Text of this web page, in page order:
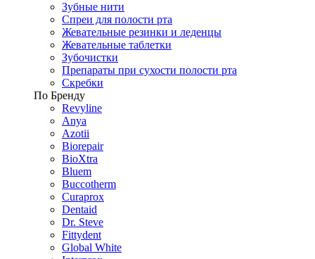
Зубные нити
Спреи для полости рта
Жевательные резинки и леденцы
Жевательные таблетки
Зубочистки
Препараты при сухости полости рта
Скребки
По Бренду
Revyline
Anya
Azotii
Biorepair
BioXtra
Bluem
Buccotherm
Curaprox
Dentaid
Dr. Steve
Fittydent
Global White